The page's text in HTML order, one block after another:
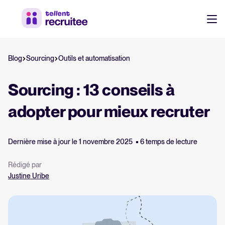
Ressources
Ressources RH et recrutement
Sessions à la demande avec des experts.
Guide logiciel ATS
Estimez vos économies avec Tellent Recruitee
Login
Blog Sourcing Outils et automatisation
Sourcing : 13 conseils à
adopter pour mieux recruter
Dernière mise à jour le 1 novembre 2025 6 temps de lecture
Rédigé par
Justine Uribe